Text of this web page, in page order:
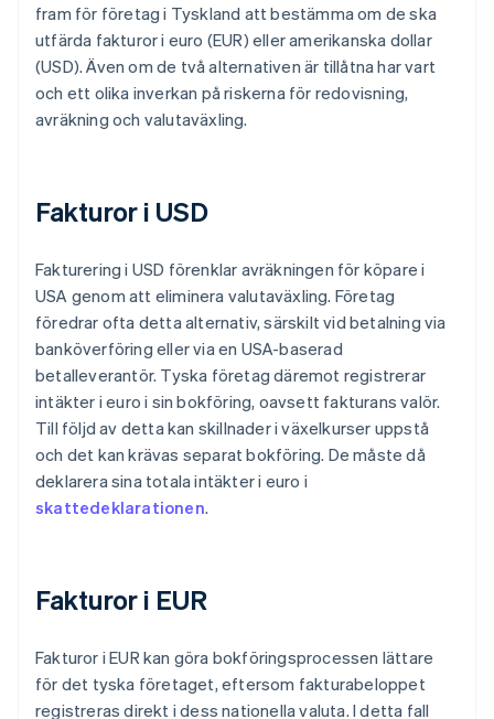
fram för företag i Tyskland att bestämma om de ska
utfärda fakturor i euro (EUR) eller amerikanska dollar
(USD). Även om de två alternativen är tillåtna har vart
och ett olika inverkan på riskerna för redovisning,
avräkning och valutaväxling.
Fakturor i USD
Fakturering i USD förenklar avräkningen för köpare i
USA genom att eliminera valutaväxling. Företag
föredrar ofta detta alternativ, särskilt vid betalning via
banköverföring eller via en USA-baserad
betalleverantör. Tyska företag däremot registrerar
intäkter i euro i sin bokföring, oavsett fakturans valör.
Till följd av detta kan skillnader i växelkurser uppstå
och det kan krävas separat bokföring. De måste då
deklarera sina totala intäkter i euro i
skattedeklarationen.
Fakturor i EUR
Fakturor i EUR kan göra bokföringsprocessen lättare
för det tyska företaget, eftersom fakturabeloppet
registreras direkt i dess nationella valuta. I detta fall